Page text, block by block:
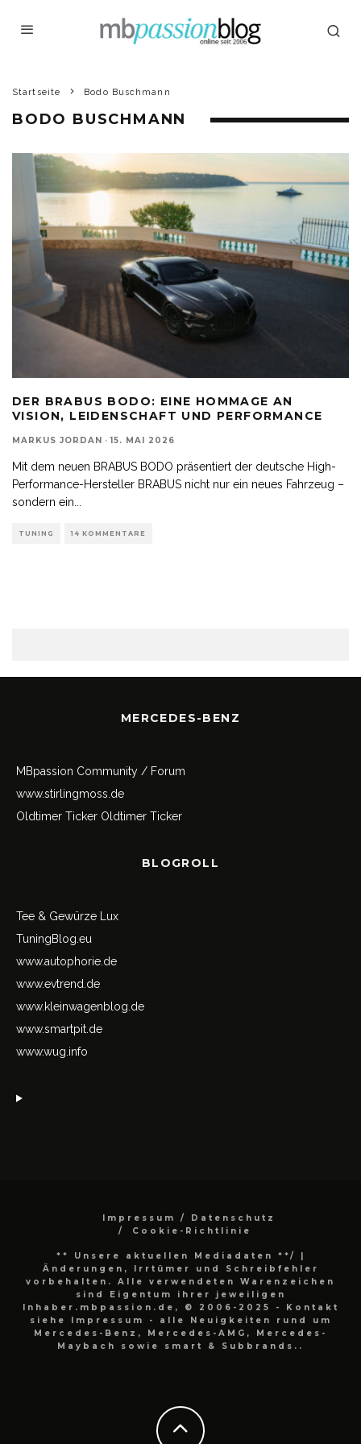
Startseite Bodo Buschmann
BODO BUSCHMANN
DER BRABUS BODO: EINE HOMMAGE AN
VISION, LEIDENSCHAFT UND PERFORMANCE
MARKUS JORDAN · 15. MAI 2026
Mit dem neuen BRABUS BODO präsentiert der deutsche High-
Performance-Hersteller BRABUS nicht nur ein neues Fahrzeug –
sondern ein
TUNING 14 KOMMENTARE
MERCEDES-BENZ
MBpassion Community / Forum
www.stirlingmoss.de
Oldtimer Ticker Oldtimer Ticker
BLOGROLL
Tee & Gewürze Lux
TuningBlog.eu
www.autophorie.de
www.evtrend.de
www.kleinwagenblog.de
www.smartpit.de
www.wug.info
Impressum / Datenschutz
Cookie-Richtlinie
** Unsere aktuellen Mediadaten **/
|
Änderungen, Irrtümer und Schreibfehler
vorbehalten. Alle verwendeten Warenzeichen
sind Eigentum ihrer jeweiligen
Inhaber.mbpassion.de, © 2006-2025 - Kontakt
siehe Impressum - alle Neuigkeiten rund um
Mercedes-Benz, Mercedes-AMG, Mercedes-
Maybach sowie smart & Subbrands..